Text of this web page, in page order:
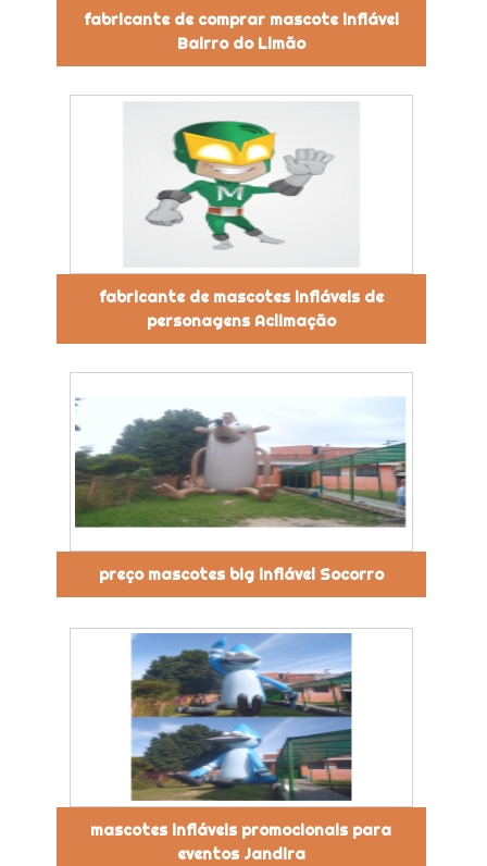
fabricante de comprar mascote inflável
Bairro do Limão
fabricante de mascotes infláveis de
personagens Aclimação
preço mascotes big inflável Socorro
mascotes infláveis promocionais para
eventos Jandira